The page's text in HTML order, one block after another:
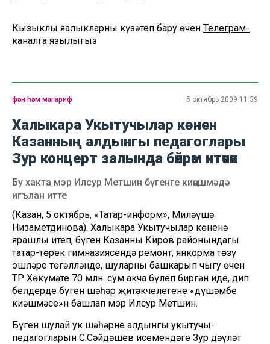
Кызыклы яңалыкларны күзәтеп бару өчен Телеграм-
каналга язылыгыз
фән һәм мәгариф 5 октябрь 2009 11:39
Халыкара Укытучылар көнен
Казанның алдынгы педагоглары
Зур концерт залында бәйрәм итәчәк
Бу хакта мэр Илсур Метшин бүгенге киңәшмәдә
игълан итте
(Казан, 5 октябрь, «Татар-информ», Миләүшә
Низаметдинова). Халыкара Укытучылар көненә
ярашлы итеп, бүген Казанның Киров районындагы
татар-төрек гимназиясендә ремонт, янкорма төзү
эшләре төгәлләнде, шуларны башкарып чыгу өчен
ТР Хөкүмәте 70 млн. сум акча бүлеп биргән иде, дип
белдерде бүген шәһәр җитәкчелегенең «дүшәмбе
киңәшмәсе»н башлап мэр Илсур Метшин.
Бүген шулай ук шәһәрнең алдынгы укытучы-
педагогларын С.Сәйдәшев исемендәге Зур дәүләт